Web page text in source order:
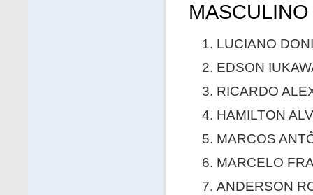
LUCIANO
EDSON
RICARDO
HAMILTON
MARCOS
MARCELO
ANDERSON